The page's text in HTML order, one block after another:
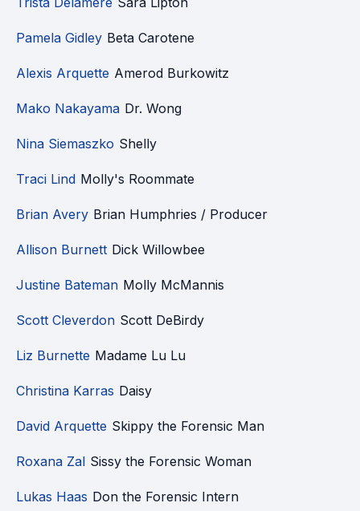
Pamela Gidley Beta Carotene
Alexis Arquette Amerod Burkowitz
Mako Nakayama Dr. Wong
Nina Siemaszko Shelly
Traci Lind Molly's Roommate
Brian Avery Brian Humphries / Producer
Allison Burnett Dick Willowbee
Justine Bateman Molly McMannis
Scott Cleverdon Scott DeBirdy
Liz Burnette Madame Lu Lu
Christina Karras Daisy
David Arquette Skippy the Forensic Man
Roxana Zal Sissy the Forensic Woman
Lukas Haas Don the Forensic Intern